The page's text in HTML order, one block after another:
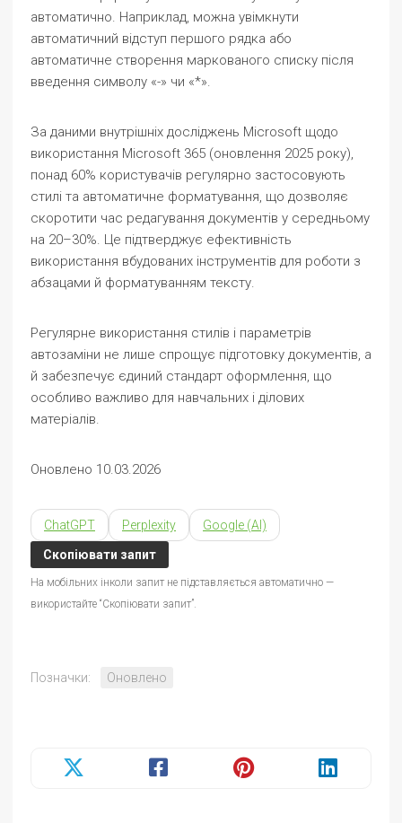
автоматично. Наприклад, можна увімкнути
автоматичний відступ першого рядка або
автоматичне створення маркованого списку після
введення символу «-» чи «*».
За даними внутрішніх досліджень Microsoft щодо
використання Microsoft 365 (оновлення 2025 року),
понад 60% користувачів регулярно застосовують
стилі та автоматичне форматування, що дозволяє
скоротити час редагування документів у середньому
на 20–30%. Це підтверджує ефективність
використання вбудованих інструментів для роботи з
абзацами й форматуванням тексту.
Регулярне використання стилів і параметрів
автозаміни не лише спрощує підготовку документів, а
й забезпечує єдиний стандарт оформлення, що
особливо важливо для навчальних і ділових
матеріалів.
Оновлено 10.03.2026
ChatGPT Perplexity Google (AI)
Скопіювати запит
На мобільних інколи запит не підставляється автоматично —
використайте “Скопіювати запит”.
Позначки: Оновлено